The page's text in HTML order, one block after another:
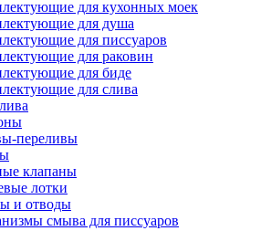
для кухонных моек
для душа
для писсуаров
для раковин
для биде
для слива
переливы
клапаны
лотки
и отводы
смыва для писсуаров